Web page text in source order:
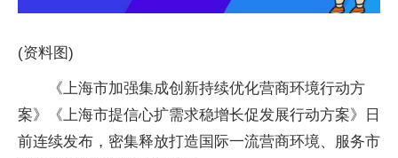
(资料图)
《上海市加强集成创新持续优化营商环境行动方
案》《上海市提信心扩需求稳增长促发展行动方案》日
前连续发布，密集释放打造国际一流营商环境、服务市